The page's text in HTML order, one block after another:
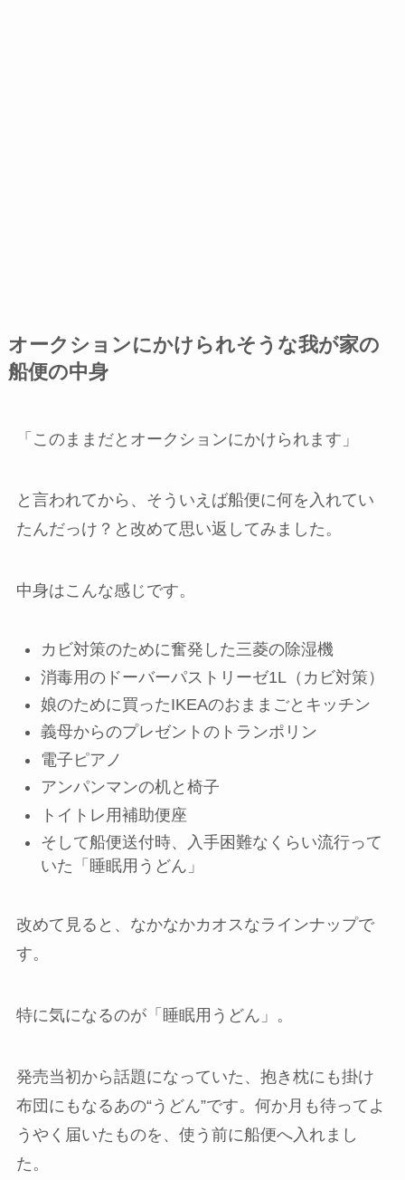
オークションにかけられそうな我が家の
船便の中身
「このままだとオークションにかけられます」
と言われてから、そういえば船便に何を入れてい
たんだっけ？と改めて思い返してみました。
中身はこんな感じです。
カビ対策のために奮発した三菱の除湿機
消毒用のドーバーパストリーゼ1L（カビ対策）
娘のために買ったIKEAのおままごとキッチン
義母からのプレゼントのトランポリン
電子ピアノ
アンパンマンの机と椅子
トイトレ用補助便座
そして船便送付時、入手困難なくらい流行って
いた「睡眠用うどん」
改めて見ると、なかなかカオスなラインナップで
す。
特に気になるのが「睡眠用うどん」。
発売当初から話題になっていた、抱き枕にも掛け
布団にもなるあの“うどん”です。何か月も待ってよ
うやく届いたものを、使う前に船便へ入れまし
た。